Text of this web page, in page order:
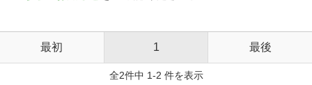
最初 1 最後
全2件中 1-2 件を表示